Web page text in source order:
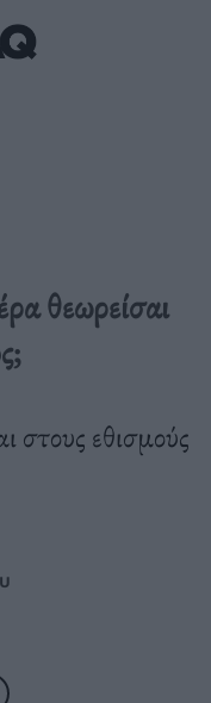
θεωρείσαι
στους εθισμούς